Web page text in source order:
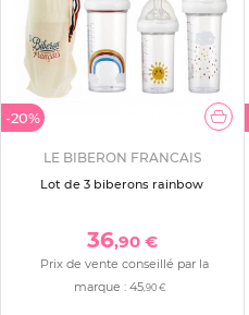
-20%
LE BIBERON FRANCAIS
Lot de 3 biberons rainbow
36,90 €
Prix de vente conseillé par la
marque : 45,90 €